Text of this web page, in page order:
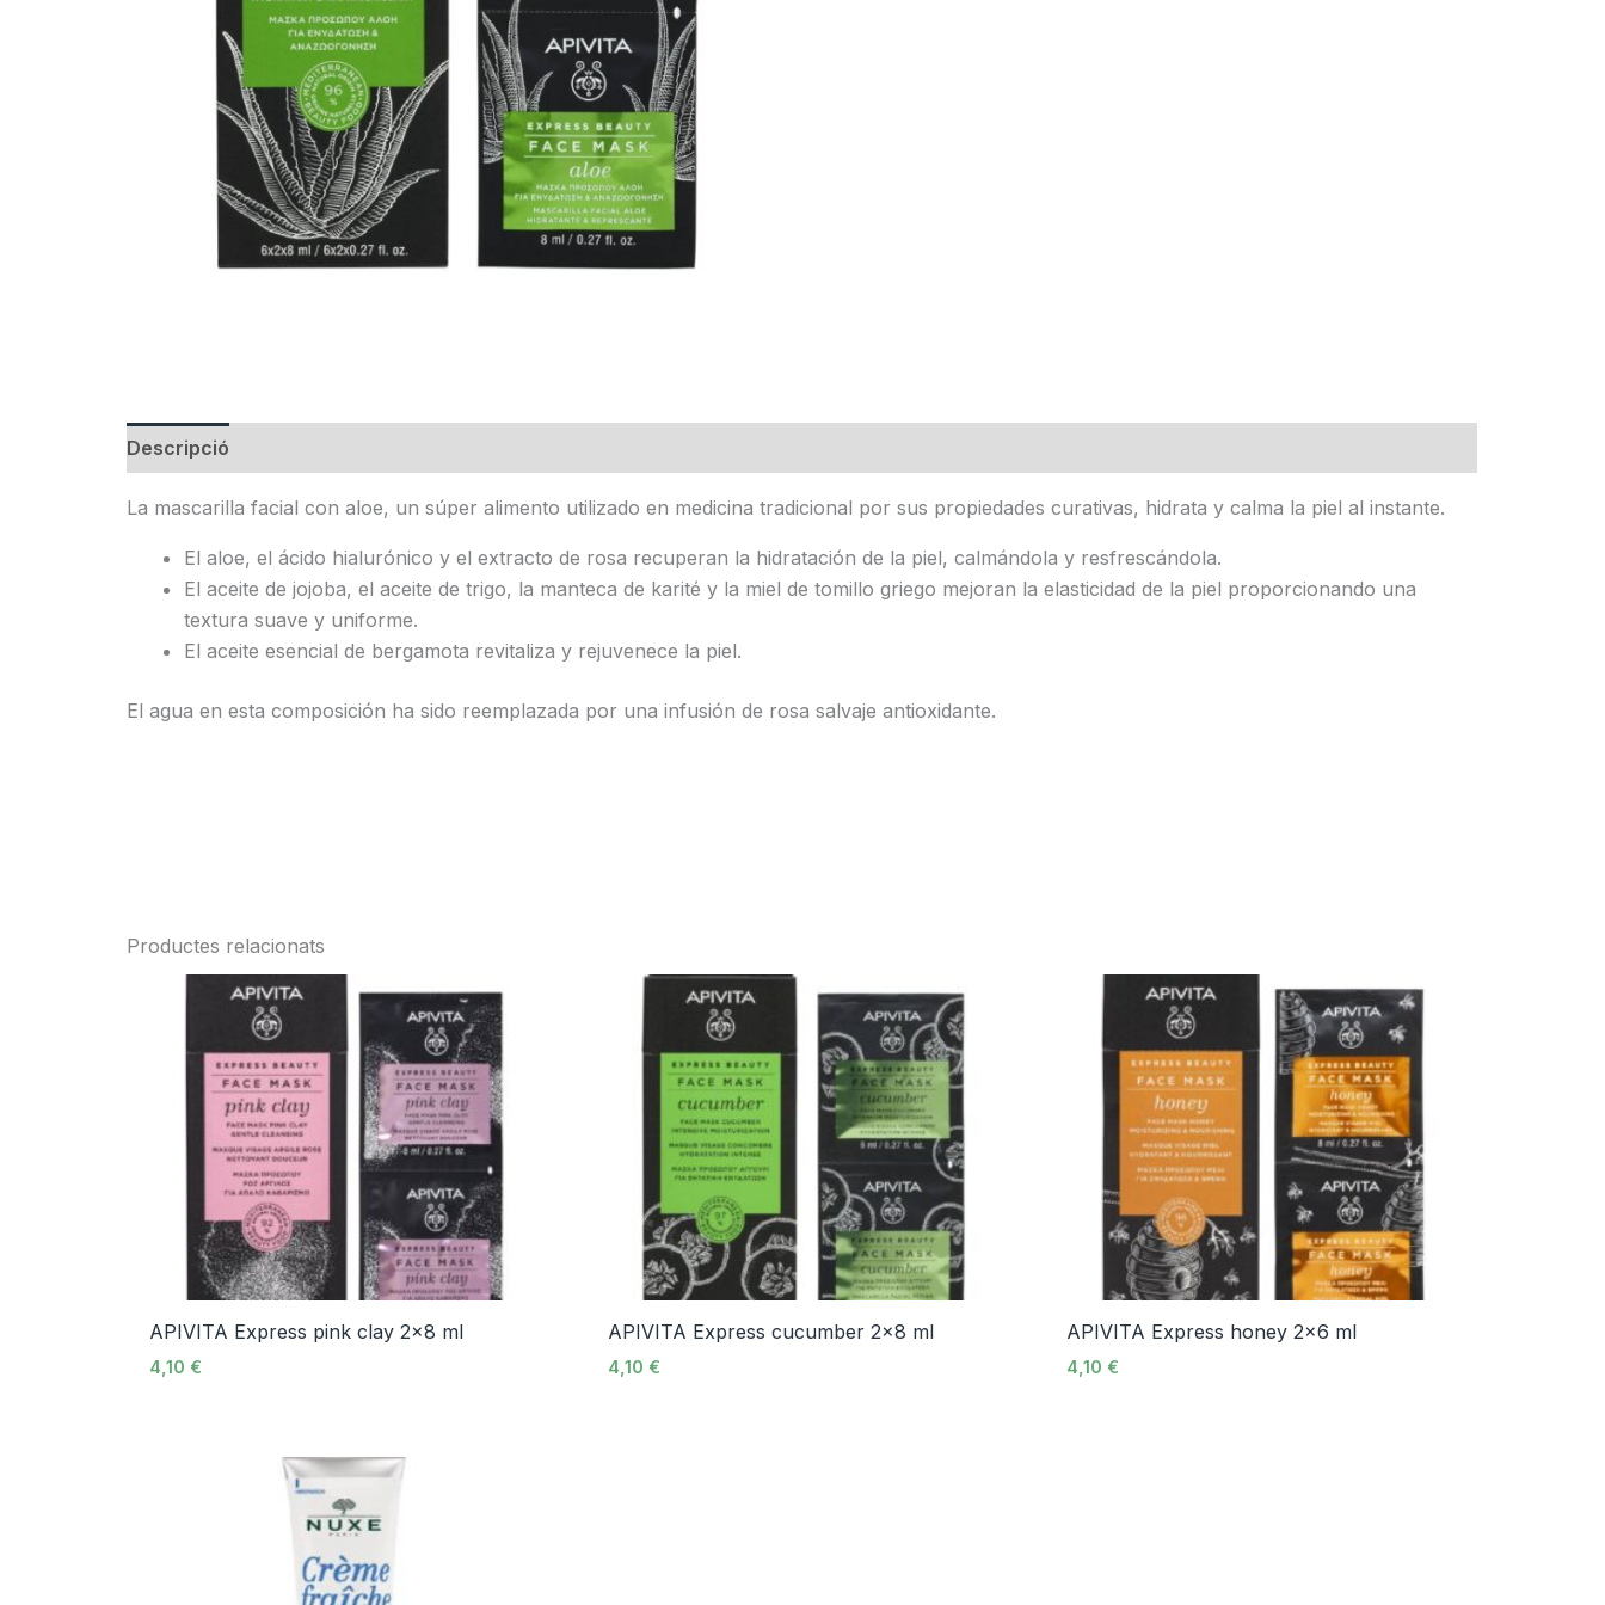
Descripció
La mascarilla facial con aloe, un súper alimento utilizado en medicina tradicional por sus propiedades curativas, hidrata y calma la piel al instante.
El aloe, el ácido hialurónico y el extracto de rosa recuperan la hidratación de la piel, calmándola y resfrescándola.
El aceite de jojoba, el aceite de trigo, la manteca de karité y la miel de tomillo griego mejoran la elasticidad de la piel proporcionando una
textura suave y uniforme.
El aceite esencial de bergamota revitaliza y rejuvenece la piel.
El agua en esta composición ha sido reemplazada por una infusión de rosa salvaje antioxidante.
Productes relacionats
APIVITA Express pink clay 2×8 ml
4,10 €
APIVITA Express cucumber 2×8 ml
4,10 €
APIVITA Express honey 2×6 ml
4,10 €